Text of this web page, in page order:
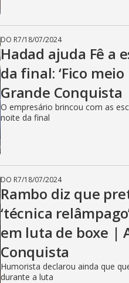
DO R7/18/07/2024
Hadad ajuda Fê a
da final: ‘Fico
Grande Conquista
O empresário brincou com as
noite da final
DO R7/18/07/2024
Rambo diz que
‘técnica
em luta de boxe |
Conquista
Humorista declarou ainda que
durante a luta